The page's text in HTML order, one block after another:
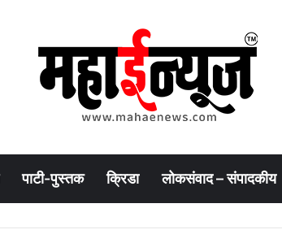
पाटी-पुस्तक क्रिडा लोकसंवाद – संपादकीय